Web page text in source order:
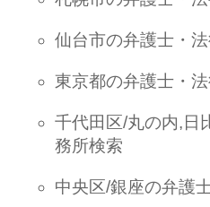
仙台市の弁護士・
東京都の弁護士・
千代田区/丸の内,日
務所検索
中央区/銀座の弁護